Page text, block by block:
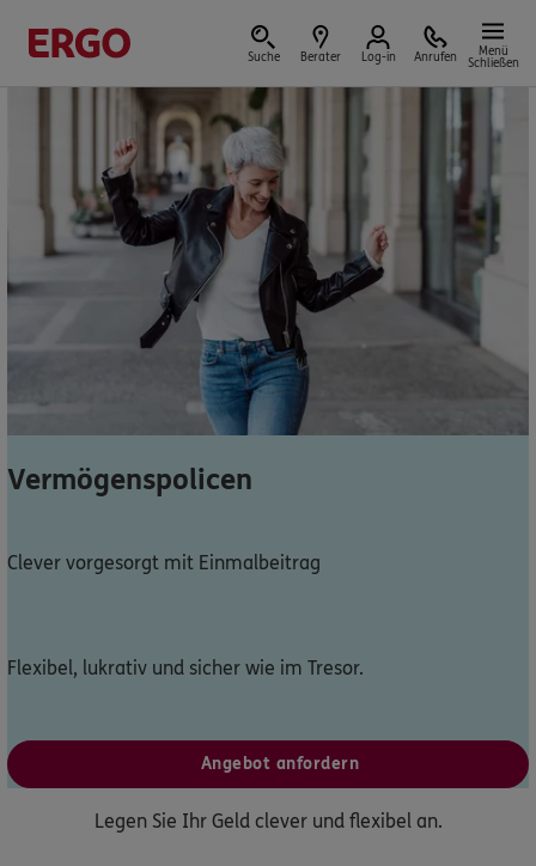
Suche Berater Log-in Anrufen
Menü
Schließen
Versicherungen & Finanzen
Reform der privaten Altersvorsorge
Jetzt Förderung selbst berechnen.
Jetzt informieren
Dann lassen Sie sich helfen.
Meine Versicherungen
Sehen Sie auf einen Blick Ihre Versicherungen bei ERGO,
Vermögenspolicen
Clever vorgesorgt mit Einmalbeitrag
Flexibel, lukrativ und sicher wie im Tresor.
Angebot anfordern
Legen Sie Ihr Geld clever und flexibel an.